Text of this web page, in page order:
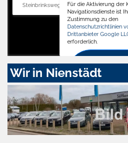
Steinbrinksweg 12, 31840 Hessisch
Für die Aktivierung der
Navigationsdienste ist
Zustimmung zu den
Datenschutzrichtlinien
Drittanbieter Google
erforderlich.
aktivieren
Wir in Nienstädt